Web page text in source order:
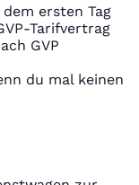
ersten Tag
Tarifvertrag
GVP
du mal keinen